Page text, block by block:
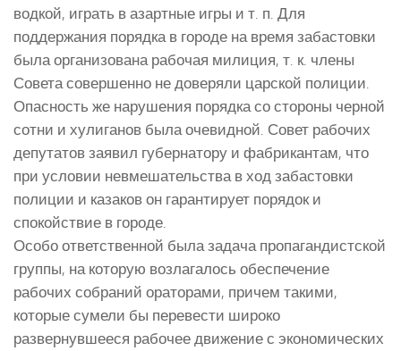
водкой, играть в азартные игры и т. п. Для
поддержания порядка в городе на время забастовки
была организована рабочая милиция, т. к. члены
Совета совершенно не доверяли царской полиции.
Опасность же нарушения порядка со стороны черной
сотни и хулиганов была очевидной. Совет рабочих
депутатов заявил губернатору и фабрикантам, что
при условии невмешательства в ход забастовки
полиции и казаков он гарантирует порядок и
спокойствие в городе.
Особо ответственной была задача пропагандистской
группы, на которую возлагалось обеспечение
рабочих собраний ораторами, причем такими,
которые сумели бы перевести широко
развернувшееся рабочее движение с экономических